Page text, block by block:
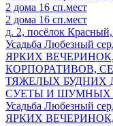
2 дома 16 сп.мест
2 дома 16 сп.мест
д. 2, посёлок
Усадьба Любезный
ЯРКИХ
КОРПОРАТИВОВ,
ТЯЖЕЛЫХ БУДНИХ
СУЕТЫ И ШУМНЫХ
Усадьба Любезный
ЯРКИХ